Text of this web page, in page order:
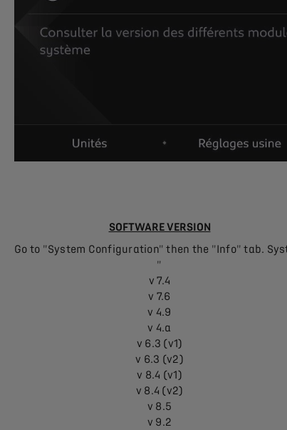
SOFTWARE VERSION
Go to "System Configuration" then the "Info" tab.
"
v 7.4
v 7.6
v 4.9
v 4.a
v 6.3 (v1)
v 6.3 (v2)
v 8.4 (v1)
v 8.4 (v2)
v 8.5
v 9.2